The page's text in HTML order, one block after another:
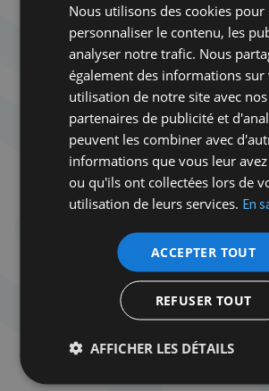
pas du tout ! », répondait-il du tac
Weber sortait sa Kalachnikov : «
problématiques du trotskisme ont
invalidées. La révolution
La théorie de l’Etat ouvrier
Celle de la révolution prolétarienne
les pays de l’Est, sans parler des
l’Ouest : échec ! Reste que Trotski
guerre. Et même la destruction des
avant tout le monde. Trotski
capitalisme serait remis en cause
l’Europe, alors même que le
dans ses limites, mais dans l’espace
cela, on peut avoir une attitude de
opérer un déni de réalité. Mais si on
rationnelle, on tire comme
Nous utilisons des cookies pour
personnaliser le contenu, les
analyser notre trafic. Nous
également des informations sur
utilisation de notre site avec nos
partenaires de publicité et
peuvent les combiner avec
informations que vous leur
ou qu'ils ont collectées lors de
utilisation de leurs services. En
ACCEPTER TOUT
REFUSER TOUT
AFFICHER LES DÉTAILS